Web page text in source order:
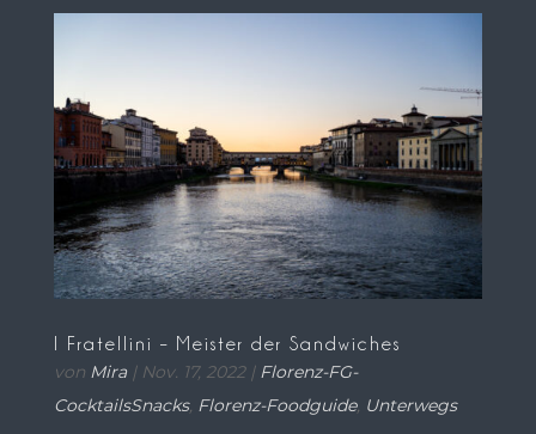
l Fratellini – Meister der Sandwiches
von Mira| Nov. 17, 2022| Florenz-FG-
CocktailsSnacks, Florenz-Foodguide, Unterwegs